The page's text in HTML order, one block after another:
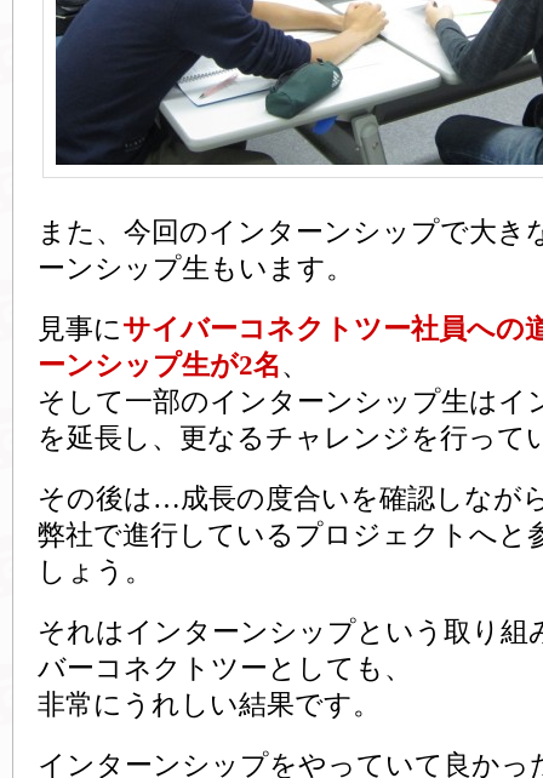
また、今回のインターンシップで大き
ーンシップ生もいます。
見事にサイバーコネクトツー社員への
ーンシップ生が2名、
そして一部のインターンシップ生はイ
を延長し、更なるチャレンジを行って
その後は…成長の度合いを確認しなが
弊社で進行しているプロジェクトへと
しょう。
それはインターンシップという取り組
バーコネクトツーとしても、
非常にうれしい結果です。
インターンシップをやっていて良かっ